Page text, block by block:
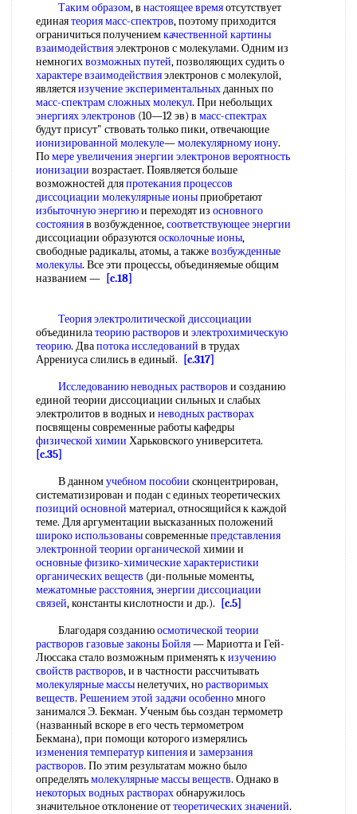
Таким образом, в настоящее времяотсутствует
единаятеория масс-спектров, поэтому приходится
ограничиться получениемкачественной картины
взаимодействияэлектронов с молекулами. Одним из
немногихвозможных путей, позволяющих судить о
характере взаимодействияэлектронов с молекулой,
являетсяизучение экспериментальныхданных по
масс-спектрам сложных молекул. При небольщих
энергиях электронов (10—12 эв) в масс-спектрах
будут присут" ствовать только пики, отвечающие
ионизированной молекуле—молекулярному иону.
Помере увеличенияэнергии электронов вероятность
ионизации возрастает. Появляется больше
возможностей дляпротекания процессов
диссоциации молекулярные ионыприобретают
избыточную энергиюи переходят из основного
состоянияв возбужденное,соответствующее энергии
диссоциации образуютсяосколочные ионы,
свободные радикалы, атомы, а такжевозбужденные
молекулы. Все эти процессы, объединяемые общим
названием — [c.18]
Теория электролитической диссоциации
объединилатеорию растворов и электрохимическую
теорию. Двапотока исследований в трудах
Аррениуса слились в единый.
[c.317]
Исследованию неводных растворов и созданию
единой теории диссоциации сильных и слабых
электролитов в водных и неводных растворах
посвящены современные работы кафедры
физической химии Харьковского университета.
[c.35]
В данномучебном пособии сконцентрирован,
систематизирован и подан с единых теоретических
позиций основной материал, относящийся к каждой
теме. Для аргументации высказанных положений
широко использованысовременныепредставления
электронной теории органической химии и
основные физико-химические характеристики
органических веществ (ди-польные моменты,
межатомные расстояния,энергии диссоциации
связей, константы кислотности и др.).
[c.5]
Благодаря созданиюосмотической теории
растворов газовые законы Бойля— Мариотта и Гей-
Люссака стало возможным применять кизучению
свойств растворов, и в частности рассчитывать
молекулярные массынелетучих, норастворимых
веществ. Решением этой задачи особенномного
занимался Э. Бекман. Ученым бьь создан термометр
(названный вскоре в его честь термометром
Бекмана), при помощи которого измерялись
изменения температур кипенияи замерзания
растворов. По этим результатам можно было
определятьмолекулярные массы веществ. Однако в
некоторых водных растворахобнаружилось
значительное отклонение оттеоретических значений.